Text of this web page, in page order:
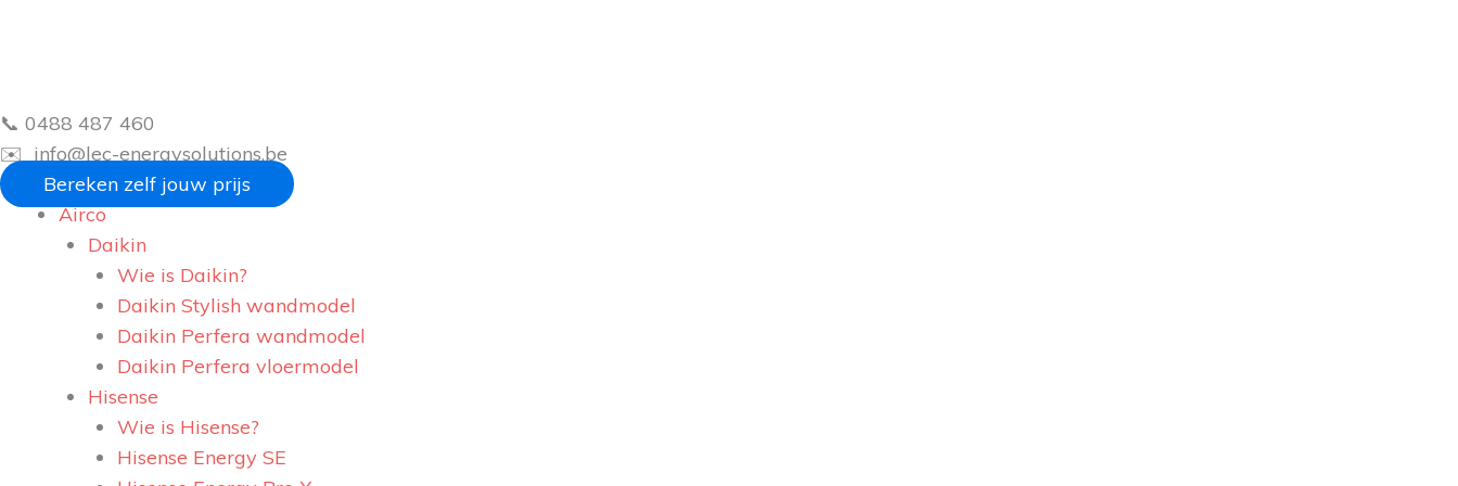
📞 0488 487 460
✉️ info@lec-energysolutions.be
Bereken zelf jouw prijs
Airco
Daikin
Wie is Daikin?
Daikin Stylish wandmodel
Daikin Perfera wandmodel
Daikin Perfera vloermodel
Hisense
Wie is Hisense?
Hisense Energy SE